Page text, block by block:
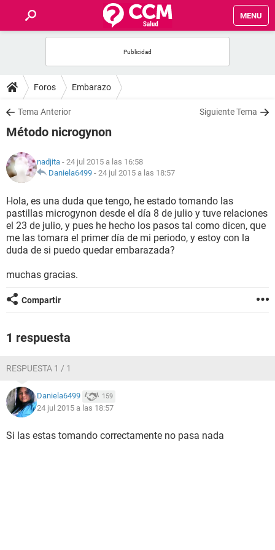
MENU
FOROS
SALUD
NUTRICIÓN
BIENESTAR
SEXUALIDAD
Foros Embarazo
Tema Anterior Siguiente Tema
Método nicrogynon
nadjita - 24 jul 2015 a las 16:58
Daniela6499 - 24 jul 2015 a las 18:57
Hola, es una duda que tengo, he estado tomando las
pastillas microgynon desde el día 8 de julio y tuve relaciones
el 23 de julio, y pues he hecho los pasos tal como dicen, que
me las tomara el primer día de mi periodo, y estoy con la
duda de si puedo quedar embarazada?
muchas gracias.
Compartir
1 respuesta
RESPUESTA 1 / 1
Daniela6499 159
24 jul 2015 a las 18:57
Si las estas tomando correctamente no pasa nada